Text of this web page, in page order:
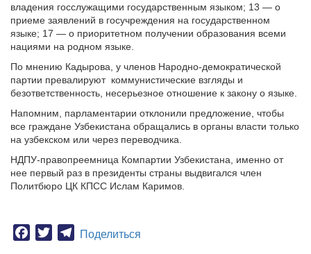
владения госслужащими государственным языком; 13 — о
приеме заявлений в госучреждения на государственном
языке; 17 — о приоритетном получении образования всеми
нациями на родном языке.
По мнению Кадырова, у членов Народно-демократической
партии превалируют коммунистические взгляды и
безответственность, несерьезное отношение к закону о языке.
Напомним, парламентарии отклонили предложение, чтобы
все граждане Узбекистана обращались в органы власти только
на узбекском или через переводчика.
НДПУ-правопреемница Компартии Узбекистана, именно от
нее первый раз в президенты страны выдвигался член
Политбюро ЦК КПСС Ислам Каримов.
Facebook
TwitterTelegram
Поделиться